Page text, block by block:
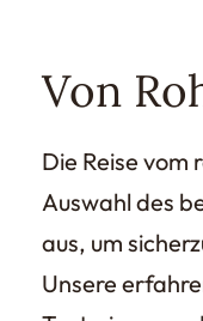
Von
Die Reise
Auswahl des
aus, um
Unsere